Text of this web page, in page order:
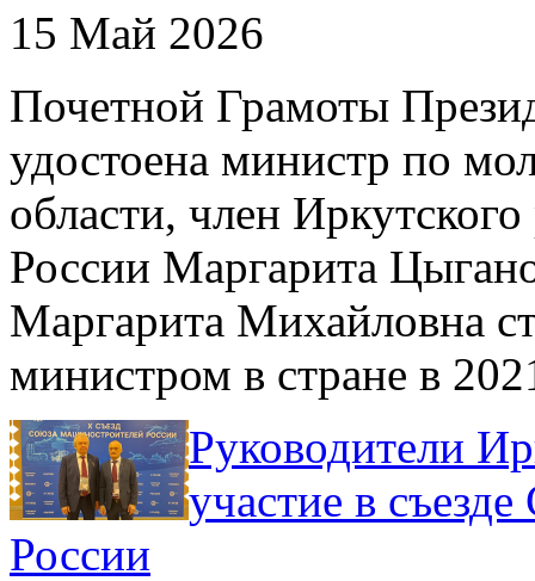
15 Май 2026
Почетной Грамоты
удостоена министр по
области, член
России Маргарита
Маргарита Михайловна
министром в стране в
Руководители
участие в
России